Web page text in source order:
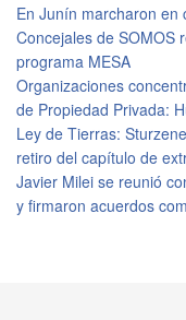
En Junín marcharon
Concejales de SOMOS
programa MESA
Organizaciones
de Propiedad Privada:
Ley de Tierras:
retiro del capítulo de
Javier Milei se reunió
y firmaron acuerdos